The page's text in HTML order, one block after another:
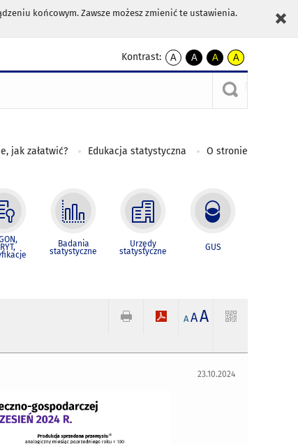
końcowym. Zawsze możesz zmienić te ustawienia.
Kontrast:
A
kontrast
A
kontrast
czarnym
A
kontrast
żółty
tekst
czarnym
A
kontrast
czarny
tekst
żółtym
jak załatwić? Edukacja statystyczna O stronie
Badania
statystyczne
Urzędy
statystyczne GUS
A AA
23.10.2024